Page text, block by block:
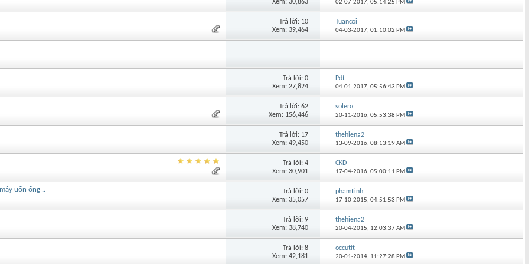
Xem: 30,863 02-07-2017,05:14:25 PM
Trả lời: 10
Xem: 39,464
Tuancoi
04-03-2017,01:10:02 PM
Trả lời: 0
Xem: 27,824
Pdt
04-01-2017,05:56:43 PM
Trả lời: 62
Xem: 156,446
solero
20-11-2016,05:53:38 PM
Trả lời: 17
Xem: 49,450
thehiena2
13-09-2016,08:13:19 AM
Trả lời: 4
Xem: 30,901
CKD
17-04-2016,05:00:11 PM
uốn ống ..
Trả lời: 0
Xem: 35,057
phamtinh
17-10-2015,04:51:53 PM
Trả lời: 9
Xem: 38,740
thehiena2
20-04-2015, 12:03:37 AM
Trả lời: 8
Xem: 42,181
occutit
20-01-2014, 11:27:28 PM